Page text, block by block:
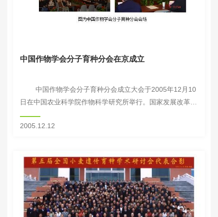
中国作物学会分子育种分会在京成立
中国作物学会分子育种分会成立大会于2005年12月10
日在中国农业科学院作物科学研究所举行。国家发展改革委
员会江川处长，中国作物学会理事长路明，中国农业科学院
院长翟虎渠、副院长刘旭，中...
2005.12.12